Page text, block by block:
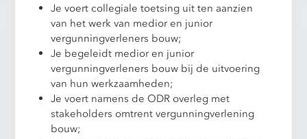
Je voert collegiale toetsing uit ten aanzien
van het werk van medior en junior
vergunningverleners bouw;
Je begeleidt medior en junior
vergunningverleners bouw bij de uitvoering
van hun werkzaamheden;
Je voert namens de ODR overleg met
stakeholders omtrent vergunningverlening
bouw;